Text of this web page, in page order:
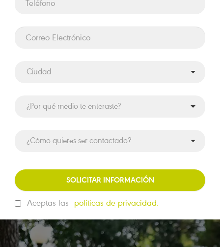
SOLICITAR INFORMACIÓN
Aceptas las políticas de privacidad.